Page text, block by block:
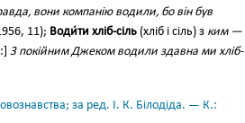
вони компанію водили, бо він був
11); Води́ти хліб-сіль (хліб і сіль) з ким —
З покійним Джеком водили здавна ми хліб-
за ред. І. К. Білодіда. — К.: